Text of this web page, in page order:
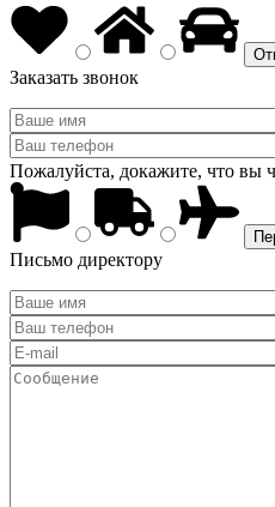
Заказать звонок
Пожалуйста, докажите, что вы
Письмо директору